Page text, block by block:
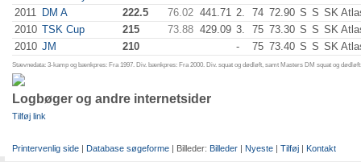
2011 DM A 222.5 76.02 441.71 2. 74 72.90 S S SK
2010 TSK Cup 215 73.88 429.09 3. 75 73.30 S S SK
2010 JM 210 - 75 73.40 S S SK
Stævnedata: 3-kamp og bænkpres: Fra 1997. Div. bænkpres: Fra 2000. Div. squat og dødløft, samt Masters DM squat og
Logbøger og andre internetsider
Tilføj link
Printervenlig side | Database søgeforme | Billeder: Billeder | Nyeste | Tilføj | Kontakt